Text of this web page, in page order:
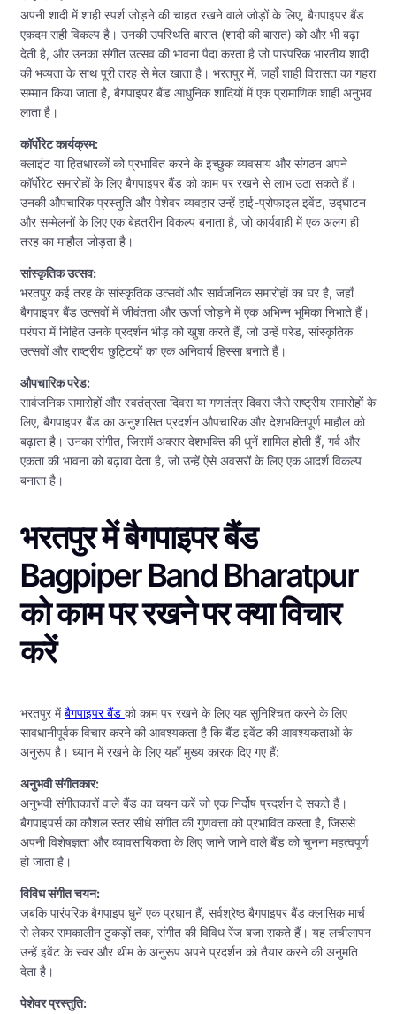
अपनी शादी में शाही स्पर्श जोड़ने की चाहत रखने वाले जोड़ों के लिए, बैगपाइपर बैंड
एकदम सही विकल्प है। उनकी उपस्थिति बारात (शादी की बारात) को और भी बढ़ा
देती है, और उनका संगीत उत्सव की भावना पैदा करता है जो पारंपरिक भारतीय शादी
की भव्यता के साथ पूरी तरह से मेल खाता है। भरतपुर में, जहाँ शाही विरासत का गहरा
सम्मान किया जाता है, बैगपाइपर बैंड आधुनिक शादियों में एक प्रामाणिक शाही अनुभव
लाता है।
कॉर्पोरेट कार्यक्रम:
क्लाइंट या हितधारकों को प्रभावित करने के इच्छुक व्यवसाय और संगठन अपने
कॉर्पोरेट समारोहों के लिए बैगपाइपर बैंड को काम पर रखने से लाभ उठा सकते हैं।
उनकी औपचारिक प्रस्तुति और पेशेवर व्यवहार उन्हें हाई-प्रोफाइल इवेंट, उद्घाटन
और सम्मेलनों के लिए एक बेहतरीन विकल्प बनाता है, जो कार्यवाही में एक अलग ही
तरह का माहौल जोड़ता है।
सांस्कृतिक उत्सव:
भरतपुर कई तरह के सांस्कृतिक उत्सवों और सार्वजनिक समारोहों का घर है, जहाँ
बैगपाइपर बैंड उत्सवों में जीवंतता और ऊर्जा जोड़ने में एक अभिन्न भूमिका निभाते हैं।
परंपरा में निहित उनके प्रदर्शन भीड़ को खुश करते हैं, जो उन्हें परेड, सांस्कृतिक
उत्सवों और राष्ट्रीय छुट्टियों का एक अनिवार्य हिस्सा बनाते हैं।
औपचारिक परेड:
सार्वजनिक समारोहों और स्वतंत्रता दिवस या गणतंत्र दिवस जैसे राष्ट्रीय समारोहों के
लिए, बैगपाइपर बैंड का अनुशासित प्रदर्शन औपचारिक और देशभक्तिपूर्ण माहौल को
बढ़ाता है। उनका संगीत, जिसमें अक्सर देशभक्ति की धुनें शामिल होती हैं, गर्व और
एकता की भावना को बढ़ावा देता है, जो उन्हें ऐसे अवसरों के लिए एक आदर्श विकल्प
बनाता है।
भरतपुर में बैगपाइपर बैंड
Bagpiper Band Bharatpur
को काम पर रखने पर क्या विचार
करें
भरतपुर मेंबैगपाइपर बैंड को काम पर रखने के लिए यह सुनिश्चित करने के लिए
सावधानीपूर्वक विचार करने की आवश्यकता है कि बैंड इवेंट की आवश्यकताओं के
अनुरूप है। ध्यान में रखने के लिए यहाँ मुख्य कारक दिए गए हैं:
अनुभवी संगीतकार:
अनुभवी संगीतकारों वाले बैंड का चयन करें जो एक निर्दोष प्रदर्शन दे सकते हैं।
बैगपाइपर्स का कौशल स्तर सीधे संगीत की गुणवत्ता को प्रभावित करता है, जिससे
अपनी विशेषज्ञता और व्यावसायिकता के लिए जाने जाने वाले बैंड को चुनना महत्वपूर्ण
हो जाता है।
विविध संगीत चयन:
जबकि पारंपरिक बैगपाइप धुनें एक प्रधान हैं, सर्वश्रेष्ठ बैगपाइपर बैंड क्लासिक मार्च
से लेकर समकालीन टुकड़ों तक, संगीत की विविध रेंज बजा सकते हैं। यह लचीलापन
उन्हें इवेंट के स्वर और थीम के अनुरूप अपने प्रदर्शन को तैयार करने की अनुमति
देता है।
पेशेवर प्रस्तुति: